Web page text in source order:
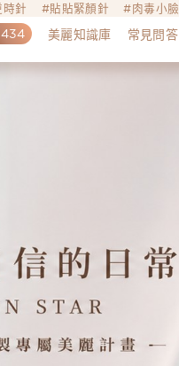
針 貼貼緊顏針 肉毒小臉
美麗知識庫 常見問答